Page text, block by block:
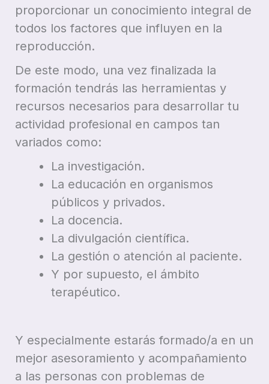
proporcionar un conocimiento integral de
todos los factores que influyen en la
reproducción.
De este modo, una vez finalizada la
formación tendrás las herramientas y
recursos necesarios para desarrollar tu
actividad profesional en campos tan
variados como:
La investigación.
La educación en organismos
públicos y privados.
La docencia.
La divulgación científica.
La gestión o atención al paciente.
Y por supuesto, el ámbito
terapéutico.
Y especialmente estarás formado/a en un
mejor asesoramiento y acompañamiento
a las personas con problemas de